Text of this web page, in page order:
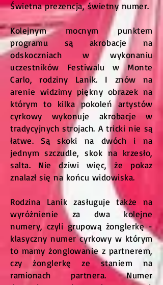
Świetna prezencja, świetny numer.
Kolejnym mocnym punktem
programu są akrobacje na
odskoczniach w wykonaniu
uczestników Festiwalu w Monte
Carlo, rodziny Lanik. I znów na
arenie widzimy piękny obrazek na
którym to kilka pokoleń artystów
cyrkowy wykonuje akrobacje w
tradycyjnych strojach. A tricki nie są
łatwe. Są skoki na dwóch i na
jednym szczudle, skok na krzesło,
salta. Nie dziwi więc, że pokaz
znalazł się na końcu widowiska.
Rodzina Lanik zasługuje także na
wyróżnienie za dwa kolejne
numery, czyli grupową żonglerkę -
klasyczny numer cyrkowy w którym
to mamy żonglowanie z partnerem,
czy żonglerkę ze staniem na
ramionach partnera. Numer